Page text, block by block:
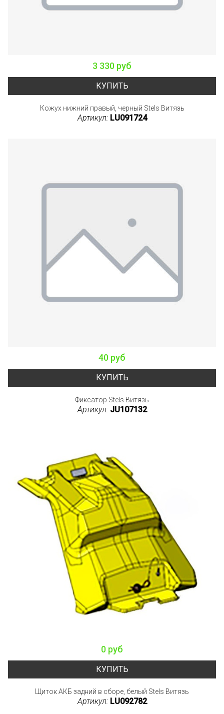
3 330 руб
КУПИТЬ
Кожух нижний правый, черный Stels Витязь
Артикул: LU091724
40 руб
КУПИТЬ
Фиксатор Stels Витязь
Артикул: JU107132
0 руб
КУПИТЬ
Щиток АКБ задний в сборе, белый Stels Витязь
Артикул: LU092782